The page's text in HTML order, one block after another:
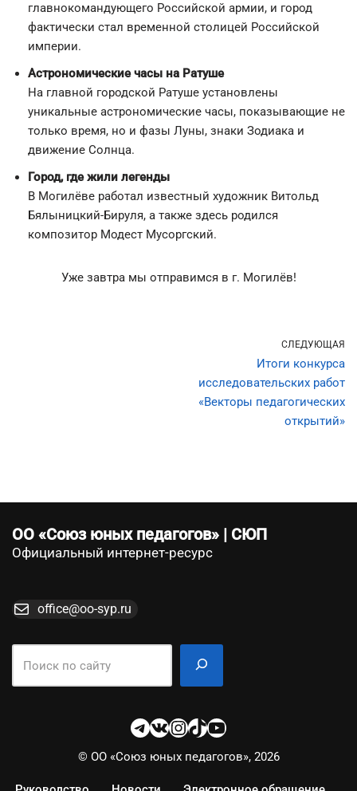
главнокомандующего Российской армии, и город
фактически стал временной столицей Российской
империи.
Астрономические часы на Ратуше
На главной городской Ратуше установлены
уникальные астрономические часы, показывающие не
только время, но и фазы Луны, знаки Зодиака и
движение Солнца.
Город, где жили легенды
В Могилёве работал известный художник Витольд
Бялыницкий-Бируля, а также здесь родился
композитор Модест Мусоргский.
Уже завтра мы отправимся в г. Могилёв!
СЛЕДУЮЩАЯ
Итоги конкурса
исследовательских работ
«Векторы педагогических
открытий»
ОО «Союз юных педагогов» | СЮП
Официальный интернет-ресурс
office@oo-syp.ru
© ОО «Союз юных педагогов», 2026